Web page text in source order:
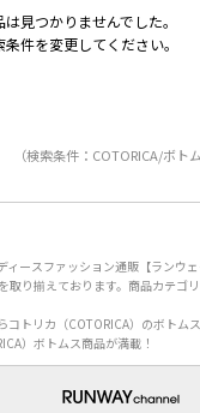
見つかりませんでした。
件を変更してください。
（検索条件：COTORICA/ボトム
ィースファッション通販【ランウ
取り揃えております。商品カテゴ
コトリカ（COTORICA）のボトム
）ボトムス商品が満載！